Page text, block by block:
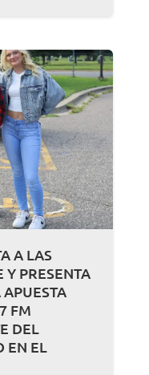
A LAS
Y PRESENTA
FM
DEL
EN EL